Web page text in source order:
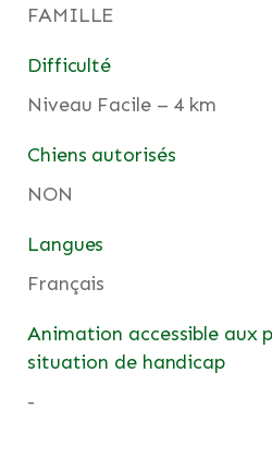
FAMILLE
Difficulté
Niveau Facile – 4 km
Chiens autorisés
NON
Langues
Français
Animation accessible aux
situation de handicap
-